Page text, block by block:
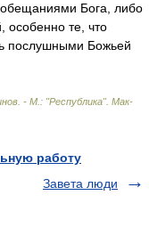
Бога, либо
те, что
послушными Божьей
- М.: "Республика". Мак-
работу
Завета люди